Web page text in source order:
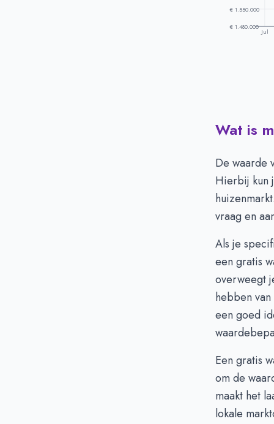
€ 1.550.000
€ 1.480.000
Jul
Juli
-
Augustus
September
-
Oktober
-
November
-
December
-
Januari
Februari
-
Maart
-
April
€
Mei
€
Juni
€
Wat is
De waarde
Hierbij kun
vraag en
Als je
een gratis
overweegt
hebben
een goed
Een gratis
om de
maakt het
lokale